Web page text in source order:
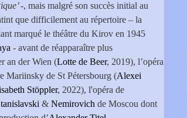
-, mais malgré son succès initial au
que difficilement au répertoire – la
marqué le théâtre du Kirov en 1945
- avant de réapparaître plus
an der Wien (Lotte de Beer, 2019), l’opéra
Mariinsky de St Pétersbourg (Alexei
Stöppler, 2022), l'opéra de
& Nemirovich de Moscou dont